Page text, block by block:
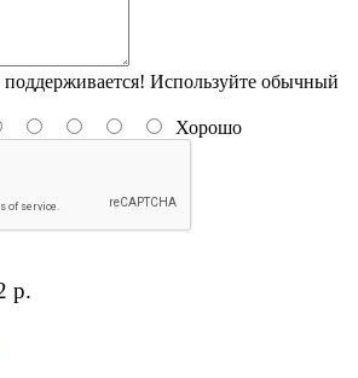
Используйте обычный
Хорошо
р.